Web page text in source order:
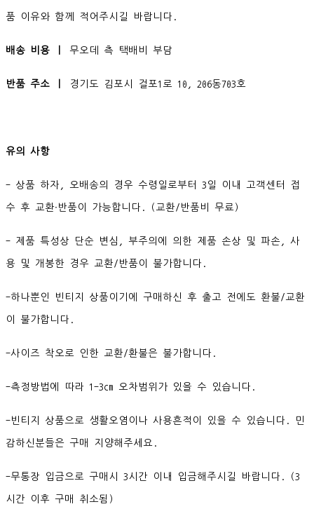
품 이유와 함께 적어주시길 바랍니다.
배송 비용 ㅣ 무오데 측 택배비 부담
반품 주소 ㅣ 경기도 김포시 걸포1로 10, 206동703호
유의 사항
- 상품 하자, 오배송의 경우 수령일로부터 3일 이내 고객센터 접
수 후 교환∙반품이 가능합니다. (교환/반품비 무료)
- 제품 특성상 단순 변심, 부주의에 의한 제품 손상 및 파손, 사
용 및 개봉한 경우 교환/반품이 불가합니다.
-하나뿐인 빈티지 상품이기에 구매하신 후 출고 전에도 환불/교환
이 불가합니다.
-사이즈 착오로 인한 교환/환불은 불가합니다.
-측정방법에 따라 1-3cm 오차범위가 있을 수 있습니다.
-빈티지 상품으로 생활오염이나 사용흔적이 있을 수 있습니다. 민
감하신분들은 구매 지양해주세요.
-무통장 입금으로 구매시 3시간 이내 입금해주시길 바랍니다. (3
시간 이후 구매 취소됨)